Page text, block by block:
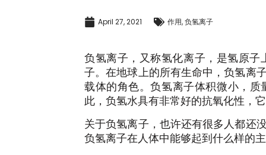
April 27, 2021 作用,负氢离子
负氢离子，又称氢化离子，是氢原
子。在地球上的所有生命中，负氢离
载体的角色。负氢离子体积微小，
此，负氢水具有非常好的抗氧化性，
关于负氢离子，也许还有很多人都还
负氢离子在人体中能够起到什么样的